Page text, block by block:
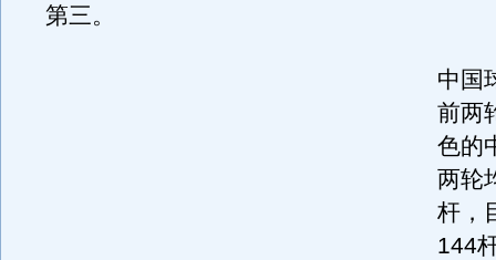
第三。
中国
前两
色的
两轮
杆，
144